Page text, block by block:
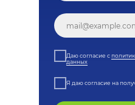
Даю согласие с
данных
Я даю согласие на